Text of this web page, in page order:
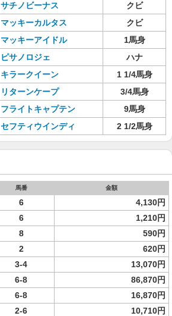
サチノビーナス
クビ
マッキーカルタス
クビ
マッキーアイドル
1馬身
ピサノロジェ
ハナ
キラークイーン
1 1/4馬身
リターンケープ
3/4馬身
フライトキャプテン
9馬身
セフティウインディ 2 1/2馬身
馬番 金額
6 4,130円
6
1,210円
8
590円
2
620円
3-4
13,070円
6-8 86,870円
6-8
16,870円
2-6
10,710円